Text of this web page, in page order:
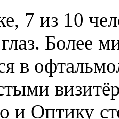
7 из 10
глаз.
в
и Оптику